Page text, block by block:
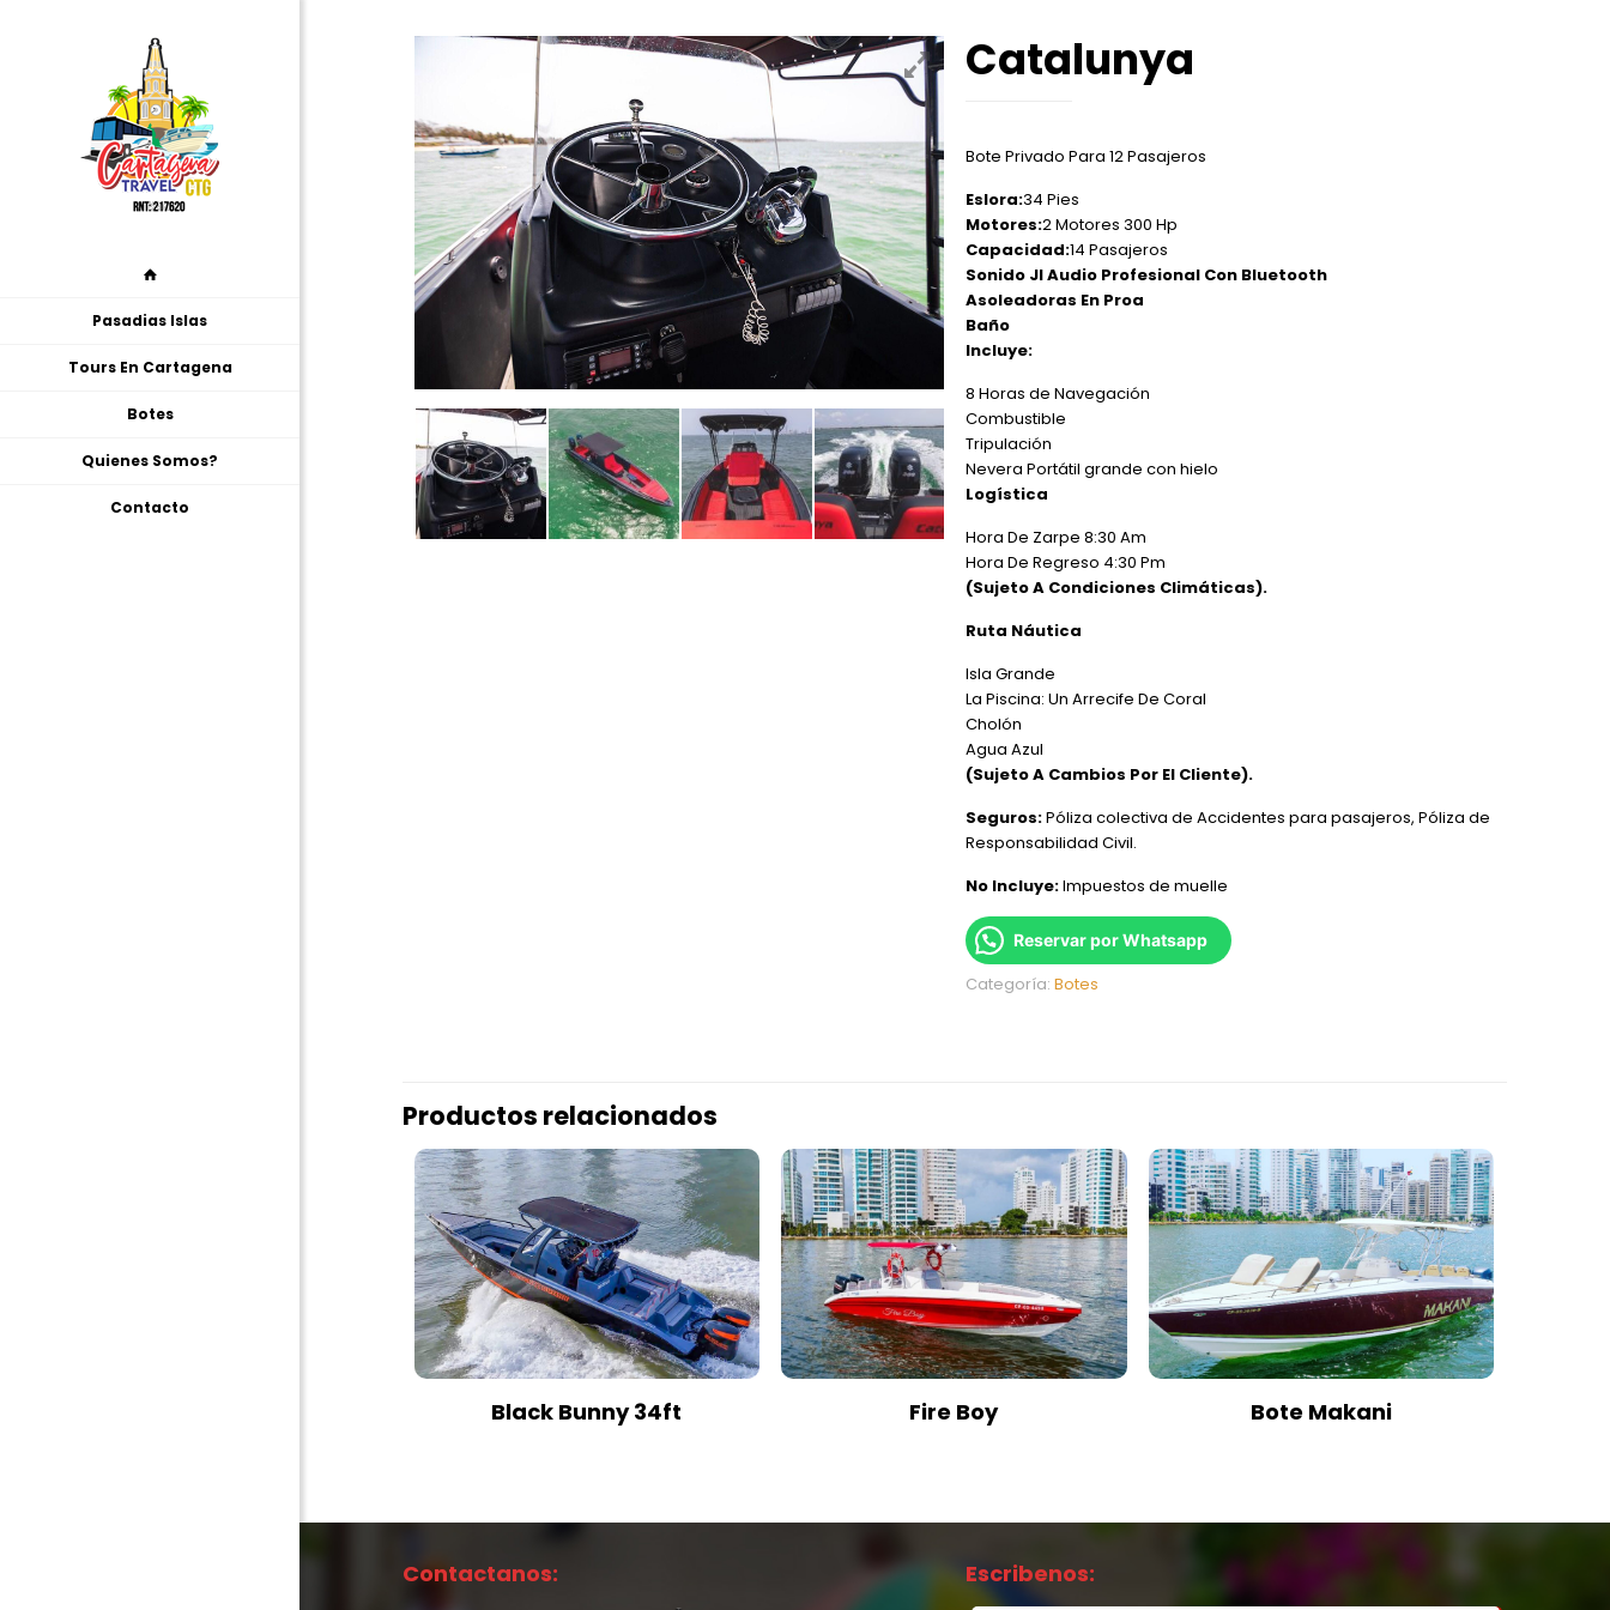
Pasadias Islas
Tours En Cartagena
Botes
Quienes Somos?
Contacto
Catalunya
Bote Privado Para 12 Pasajeros
Eslora:34 Pies
Motores:2 Motores 300 Hp
Capacidad:14 Pasajeros
Sonido Jl Audio Profesional Con Bluetooth
Asoleadoras En Proa
Baño
Incluye:
8 Horas de Navegación
Combustible
Tripulación
Nevera Portátil grande con hielo
Logística
Hora De Zarpe 8:30 Am
Hora De Regreso 4:30 Pm
(Sujeto A Condiciones Climáticas).
Ruta Náutica
Isla Grande
La Piscina: Un Arrecife De Coral
Cholón
Agua Azul
(Sujeto A Cambios Por El Cliente).
Seguros:Póliza colectiva de Accidentes para pasajeros, Póliza de
Responsabilidad Civil.
No Incluye:Impuestos de muelle
Reservar por Whatsapp
Categoría:Botes
Productos relacionados
Black Bunny 34ft Fire Boy Bote Makani
Contactanos: Escribenos: